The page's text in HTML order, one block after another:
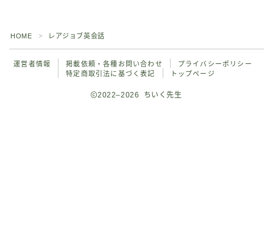
HOME ＞ レアジョブ英会話
運営者情報 掲載依頼・各種お問い合わせ
プライバシーポリシー
特定商取引法に基づく表記
トップページ
2022–2026 ちいく先生